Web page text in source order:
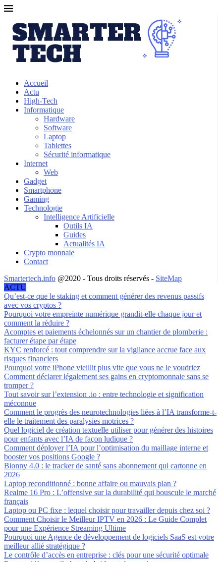
Accueil
Actu
High-Tech
Informatique
Hardware
Software
Laptop
Tablettes
Sécurité informatique
Internet
Web
Gadget
Smartphone
Gaming
Technologie
Intelligence Artificielle
Outils IA
Guides
Actualités IA
Crypto monnaie
Contact
Smartertech.info @2020 - Tous droits réservés - SiteMap
ACTU
Qu’est-ce que le staking et comment générer des revenus passifs
avec vos cryptos ?
Pourquoi votre empreinte numérique grandit-elle chaque jour et
comment la réduire ?
Acomptes et paiements échelonnés sur un chantier de plomberie :
facturer étape par étape
KYC renforcé : tout comprendre sur la vigilance accrue face aux
risques financiers
Pourquoi votre iPhone vieillit plus vite que vous ne le voudriez
Comment déclarer légalement ses gains en cryptomonnaie sans se
tromper ?
Tout savoir sur l’extension .io : entre technologie et signification
méconnue
Comment le progrès des neurotechnologies liées à l’IA transforme-t-
elle le traitement des paralysies motrices ?
Quel logiciel de création textuelle utiliser pour générer des histoires
pour enfants avec l’IA de façon ludique ?
Comment déployer l’IA pour l’optimisation du maillage interne et
booster vos positions Google ?
Bionny 4.0 : le tracker de santé sans abonnement qui cartonne en
2026
Laptop reconditionné : bonne affaire ou mauvais plan ?
Realme 16 Pro : L’offensive sur la durabilité qui bouscule le marché
français
Laptop ou PC fixe : lequel choisir pour travailler depuis chez soi ?
Comment Choisir le Meilleur IPTV en 2026 : Le Guide Complet
pour une Expérience Streaming Ultime
Pourquoi une Agence de développement de logiciels SaaS est votre
meilleur allié stratégique ?
Le contrôle d’accès en entreprise : clés pour une sécurité optimale